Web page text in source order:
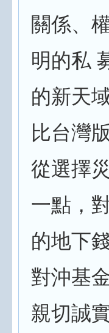
關係、
明的私
的新天
比台灣
從選擇
一點，
的地下
對沖基
親切誠